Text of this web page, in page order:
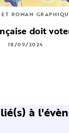
ROMAN
doit
18/09/2024
à